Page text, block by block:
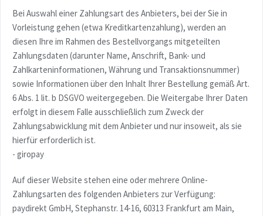
Bei Auswahl einer Zahlungsart des Anbieters, bei der Sie in
Vorleistung gehen (etwa Kreditkartenzahlung), werden an
diesen Ihre im Rahmen des Bestellvorgangs mitgeteilten
Zahlungsdaten (darunter Name, Anschrift, Bank- und
Zahlkarteninformationen, Währung und Transaktionsnummer)
sowie Informationen über den Inhalt Ihrer Bestellung gemäß Art.
6 Abs. 1 lit. b DSGVO weitergegeben. Die Weitergabe Ihrer Daten
erfolgt in diesem Falle ausschließlich zum Zweck der
Zahlungsabwicklung mit dem Anbieter und nur insoweit, als sie
hierfür erforderlich ist.
- giropay
Auf dieser Website stehen eine oder mehrere Online-
Zahlungsarten des folgenden Anbieters zur Verfügung:
paydirekt GmbH, Stephanstr. 14-16, 60313 Frankfurt am Main,